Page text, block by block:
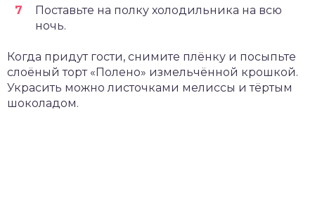
Поставьте на полку холодильника на всю
ночь.
Когда придут гости, снимите плёнку и посыпьте
слоёный торт «Полено» измельчённой крошкой.
Украсить можно листочками мелисcы и тёртым
шоколадом.